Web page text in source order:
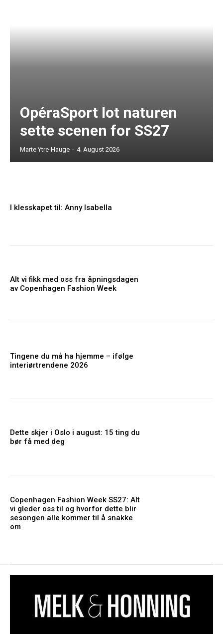
OpéraSport lot naturen
sette scenen for SS27
Marte Ytre-Hauge - 4. August 2026
I klesskapet til: Anny Isabella
Alt vi fikk med oss fra åpningsdagen
av Copenhagen Fashion Week
Tingene du må ha hjemme – ifølge
interiørtrendene 2026
Dette skjer i Oslo i august: 15 ting du
bør få med deg
Copenhagen Fashion Week SS27: Alt
vi gleder oss til og hvorfor dette blir
sesongen alle kommer til å snakke
om